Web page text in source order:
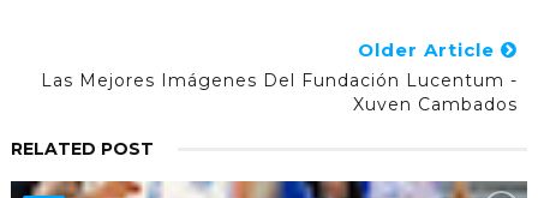
Older Article
Las Mejores Imágenes Del Fundación Lucentum -
Xuven Cambados
RELATED POST